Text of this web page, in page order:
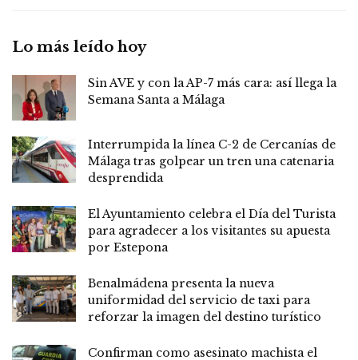
Lo más leído hoy
Sin AVE y con la AP-7 más cara: así llega la
Semana Santa a Málaga
Interrumpida la línea C-2 de Cercanías de
Málaga tras golpear un tren una catenaria
desprendida
El Ayuntamiento celebra el Día del Turista
para agradecer a los visitantes su apuesta
por Estepona
Benalmádena presenta la nueva
uniformidad del servicio de taxi para
reforzar la imagen del destino turístico
Confirman como asesinato machista el